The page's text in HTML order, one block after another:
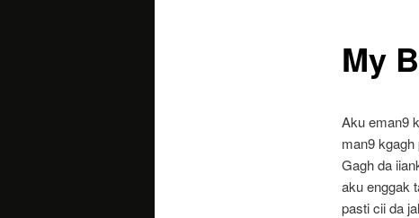
My
Aku eman9
man9
Gagh da
aku enggak
pasti cii da